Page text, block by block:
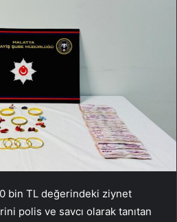
bin TL değerindeki ziynet
polis ve savcı olarak tanıtan